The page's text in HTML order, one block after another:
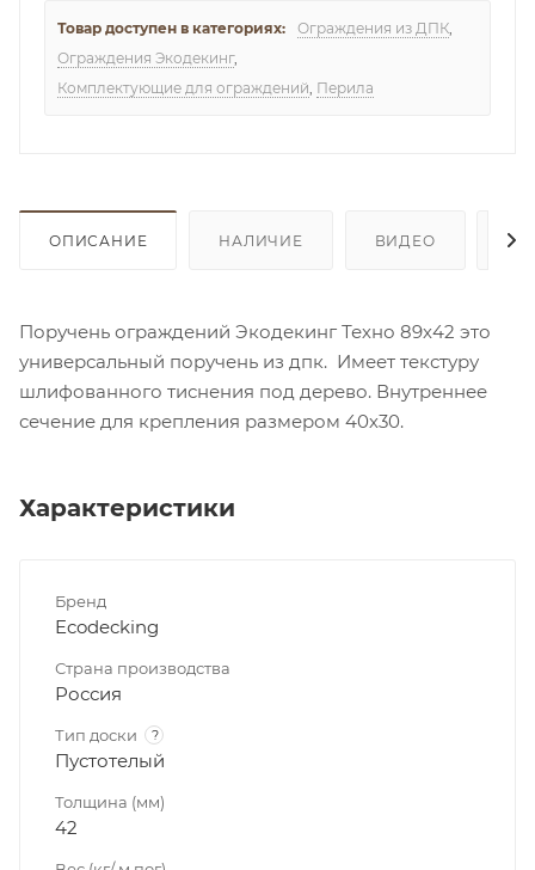
Товар доступен в категориях: Ограждения из ДПК,
Ограждения Экодекинг,
Комплектующие для ограждений, Перила
ОПИСАНИЕ НАЛИЧИЕ ВИДЕО
Поручень ограждений Экодекинг Техно 89х42 это
универсальный поручень из дпк. Имеет текстуру
шлифованного тиснения под дерево. Внутреннее
сечение для крепления размером 40х30.
Характеристики
Бренд
Ecodecking
Страна производства
Россия
Тип доски ?
Пустотелый
Толщина (мм)
42